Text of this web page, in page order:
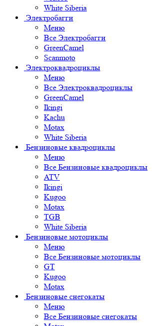
White Siberia
Электробагги
Меню
Все Электробагги
GreenCamel
Scanmoto
Электроквадроциклы
Меню
Все Электроквадроциклы
GreenCamel
Ikingi
Kachu
Motax
White Siberia
Бензиновые квадроциклы
Меню
Все Бензиновые квадроциклы
ATV
Ikingi
Kugoo
Motax
TGB
White Siberia
Бензиновые мотоциклы
Меню
Все Бензиновые мотоциклы
GT
Kugoo
Motax
Бензиновые снегокаты
Меню
Все Бензиновые снегокаты